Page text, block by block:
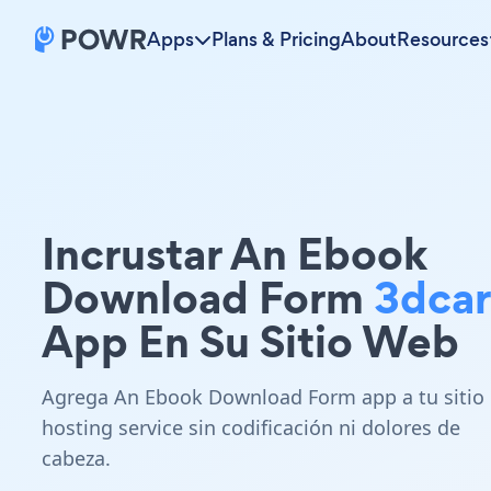
Apps Plans & PricingAboutResources
Incrustar An Ebook
Download Form
App En Su Sitio Web
Agrega An Ebook Download Form app a tu sitio
hosting service sin codificación ni dolores de
cabeza.